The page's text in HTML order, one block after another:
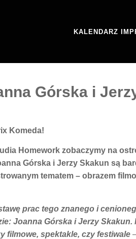
KALENDARZ
Górska i
Komeda!
Homework zobaczymy na
Górska i Jerzy Skakun są
tematem – obrazem
prac tego znanego i
Joanna Górska i Jerzy Skakun.
filmowe, spektakle, czy festiwale